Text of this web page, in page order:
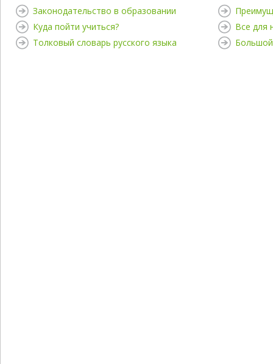
Законодательство в образовании
Куда пойти учиться?
Толковый словарь русского языка
Все для
Большой